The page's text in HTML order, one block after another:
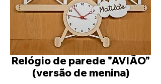
Relógio de parede "AVIÃO"
(versão de menina)